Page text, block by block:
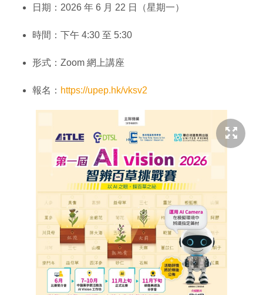
日期：2026 年 6 月 22 日（星期一）
時間：下午 4:30 至 5:30
形式：Zoom 網上講座
報名： https://upep.hk/vksv2